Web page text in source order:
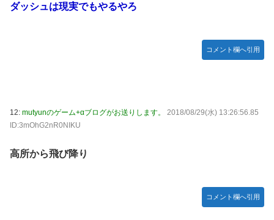
者発表！『にじだけと思ってたけど座長と除夜のケツおるや
んけ』
実証実験都市「ウーブン・シティ」が一般の居住希望者の募
集開始 すでにトヨタ関係者が居住
韓国人「どうやら五輪サッカー日韓戦でも審判の接待があっ
ダッシュは現実でもやるやろ
コメント欄へ引用
12: mutyunのゲーム+αブログがお送りします。
2018/08/29(水) 13:26:56.85
ID:3mOhG2nR0NIKU
高所から飛び降り
コメント欄へ引用